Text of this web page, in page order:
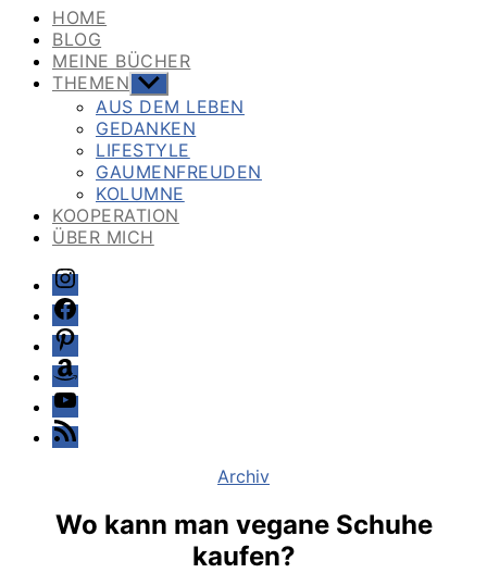
HOME
BLOG
MEINE BÜCHER
THEMEN Untermenü
anzeigen
AUS DEM LEBEN
GEDANKEN
LIFESTYLE
GAUMENFREUDEN
KOLUMNE
KOOPERATION
ÜBER MICH
Instagram
Facebook
Pinterest
Amazon
Youtube
Feed
Kategorien
Archiv
Wo kann man vegane Schuhe
kaufen?